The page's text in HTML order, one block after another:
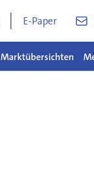
E-Paper
Marktübersichten